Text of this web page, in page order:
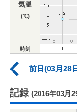
気温
(℃)
時刻
前日(03月28
記録 (2016年03月